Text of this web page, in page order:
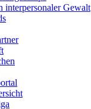
interpersonaler Gewalt